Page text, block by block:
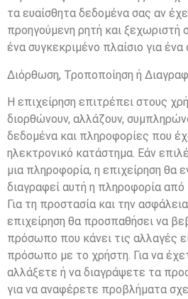
τα ευαίσθητα δεδομένα σας αν
προηγούμενη ρητή και ξεχωριστή
ένα συγκεκριμένο πλαίσιο για
Διόρθωση, Τροποποίηση ή
Η επιχείρηση επιτρέπει στους
διορθώνουν, αλλάζουν,
δεδομένα και πληροφορίες που
ηλεκτρονικό κατάστημα. Εάν
μια πληροφορία, η επιχείρηση θα
διαγραφεί αυτή η πληροφορία
Για τη προστασία και την
επιχείρηση θα προσπαθήσει να
πρόσωπο που κάνει τις αλλαγές
πρόσωπο με το χρήστη. Για να
αλλάξετε ή να διαγράψετε τα
για να αναφέρετε προβλήματα